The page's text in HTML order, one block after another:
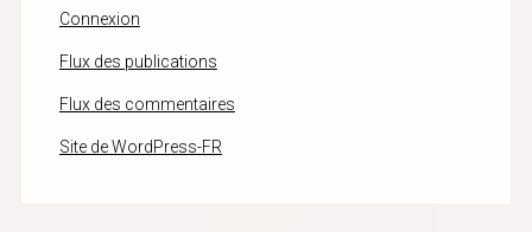
Connexion
Flux des publications
Flux des commentaires
Site de WordPress-FR